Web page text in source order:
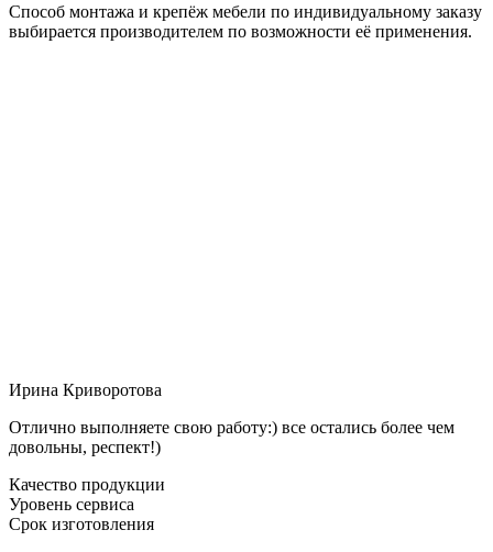
Способ монтажа и крепёж мебели по индивидуальному заказу
выбирается производителем по возможности её применения.
Ирина Криворотова
Отлично выполняете свою работу:) все остались более чем
довольны, респект!)
Качество продукции
Уровень сервиса
Срок изготовления